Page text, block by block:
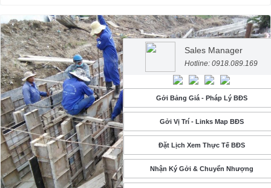
Sales Manager
Hotline: 0918.089.169
Gởi Bảng Giá - Pháp Lý BĐS
Gởi Vị Trí - Links Map BĐS
Đặt Lịch Xem Thực Tế BĐS
Nhận Ký Gởi & Chuyển Nhượng